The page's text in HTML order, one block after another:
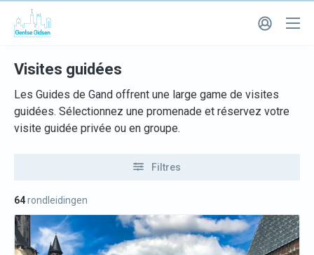
Visites guidées
Les Guides de Gand offrent une large game de visites
guidées. Sélectionnez une promenade et réservez votre
visite guidée privée ou en groupe.
Filtres
64rondleidingen